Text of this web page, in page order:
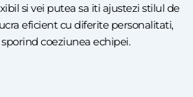
si vei putea sa iti ajustezi stilul de
eficient cu diferite personalitati,
coeziunea echipei.